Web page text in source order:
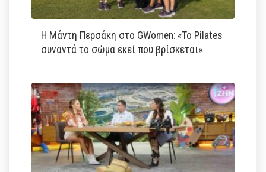
Η Μάντη Περσάκη στο GWomen: «Το Pilates
συναντά το σώμα εκεί που βρίσκεται»